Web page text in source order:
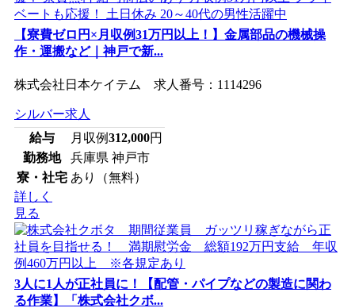
【寮費ゼロ円×月収例31万円以上！】金属部品の機械操
作・運搬など｜神戸で新...
株式会社日本ケイテム 求人番号：1114296
シルバー求人
給与
月収例312,000円
勤務地
兵庫県 神戸市
寮・社宅 あり（無料）
詳しく
見る
3人に1人が正社員に！【配管・パイプなどの製造に関わ
る作業】「株式会社クボ...